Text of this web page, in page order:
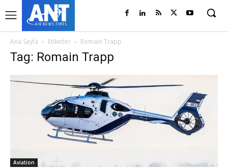
Ana Sayfa Etiketler Romain Trapp
Tag: Romain Trapp
Aviation